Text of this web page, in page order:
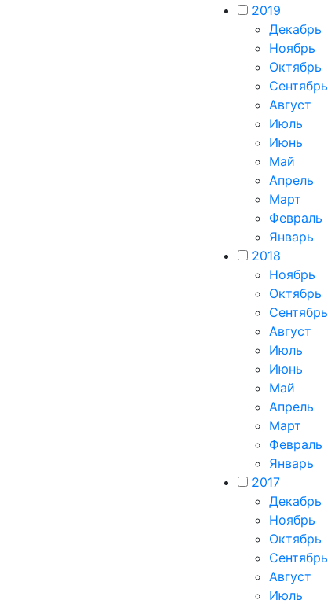
2019
Декабрь
Ноябрь
Октябрь
Сентябрь
Август
Июль
Июнь
Май
Апрель
Март
Февраль
Январь
2018
Ноябрь
Октябрь
Сентябрь
Август
Июль
Июнь
Май
Апрель
Март
Февраль
Январь
2017
Декабрь
Ноябрь
Октябрь
Сентябрь
Август
Июль